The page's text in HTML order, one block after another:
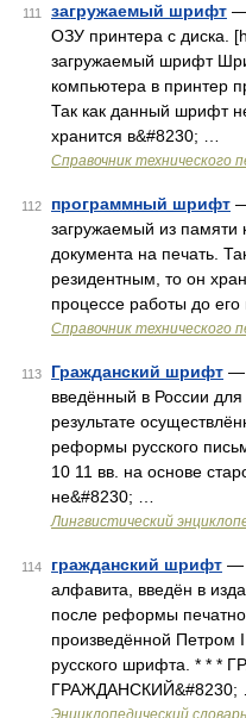
111 загружаемый шрифт —
ОЗУ принтера с диска.
загружаемый шрифт
компьютера в принтер
Так как данный шрифт
хранится в&#8230; …
Справочник технического
112 программный шрифт
загружаемый из памяти
документа на печать.
резидентным, то он
процессе работы до
Справочник технического
113 Гражданский шрифт —
введённый в России для
результате
реформы русского
10 11 вв. на основе
не&#8230; …
Лингвистический
114 гражданский шрифт —
алфавита, введён в
после реформы
произведённой Петром
русского шрифта. * *
ГРАЖДАНСКИЙ&#8230;
Энциклопедический словарь